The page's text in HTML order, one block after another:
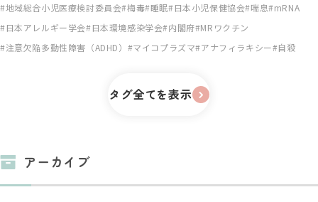
地域総合小児医療検討委員会 梅毒 睡眠 日本小児保健協会 喘息 mRNA
日本アレルギー学会 日本環境感染学会 内閣府 MRワクチン
注意欠陥多動性障害（ADHD）
マイコプラズマ アナフィラキシー 自殺
タグ全てを表示
アーカイブ